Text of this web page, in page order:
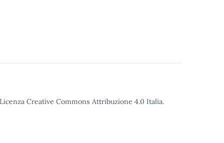
Creative Commons Attribuzione 4.0 Italia.